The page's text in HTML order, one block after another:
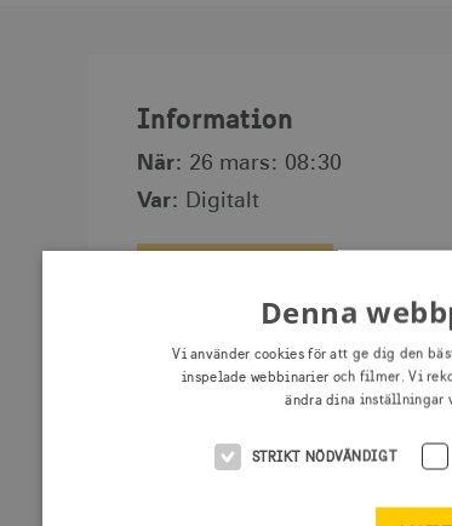
Information
När: 26 mars: 08:30
Var: Digitalt
Denna
Vi använder cookies för att ge dig den
inspelade webbinarier och filmer. Vi
ändra dina inställningar
STRIKT NÖDVÄNDIGT